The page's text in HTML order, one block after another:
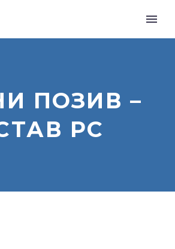
ПОЗИВ –
РС